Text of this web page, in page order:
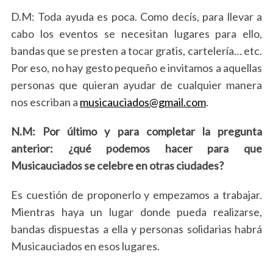
D.M: Toda ayuda es poca. Como decís, para llevar a
cabo los eventos se necesitan lugares para ello,
bandas que se presten a tocar gratis, cartelería… etc.
Por eso, no hay gesto pequeño e invitamos a aquellas
personas que quieran ayudar de cualquier manera
nos escriban a musicauciados@gmail.com.
N.M: Por último y para completar la pregunta
anterior: ¿qué podemos hacer para que
Musicauciados se celebre en otras ciudades?
Es cuestión de proponerlo y empezamos a trabajar.
Mientras haya un lugar donde pueda realizarse,
bandas dispuestas a ella y personas solidarias habrá
Musicauciados en esos lugares.
h
r
: